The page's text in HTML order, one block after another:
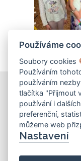
Používáme
Soubory cookies
Používáním
používáním
tlačítka "Přijmout
používání i
preferenční,
můžeme web
Nastavení